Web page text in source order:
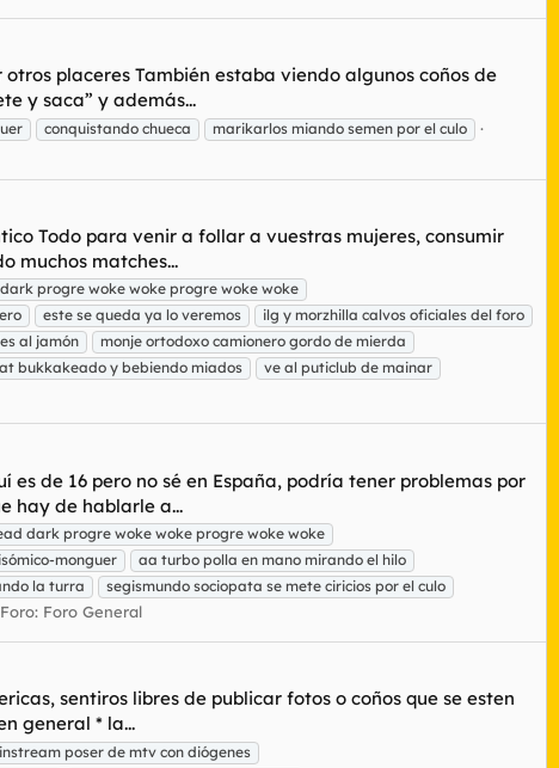
placeres También estaba viendo algunos coños de
y saca” y además...
conquistando chueca marikarlos miando semen por el culo
Todo para venir a follar a vuestras mujeres, consumir
muchos matches...
progre woke woke progre woke woke
este se queda ya lo veremos
ilg y morzhilla calvos oficiales del foro
al jamón
monje ortodoxo camionero gordo de mierda
bukkakeado y bebiendo miados
ve al puticlub de mainar
de 16 pero no sé en España, podría tener problemas por
hay de hablarle a...
dark progre woke woke progre woke woke
monguer
aa turbo polla en mano mirando el hilo
la turra
segismundo sociopata se mete ciricios por el culo
Foro: Foro General
sentiros libres de publicar fotos o coños que se esten
general * la...
poser de mtv con diógenes